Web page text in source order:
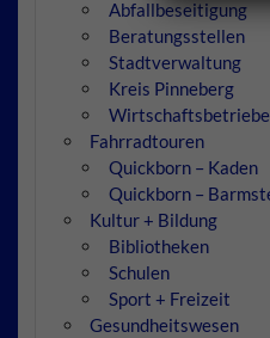
Abfallbeseitigung
Beratungsstellen
Stadtverwaltung
Kreis Pinneberg
Fahrradtouren
Quickborn – Kaden
Quickborn –
Kultur + Bildung
Bibliotheken
Schulen
Sport + Freizeit
Gesundheitswesen